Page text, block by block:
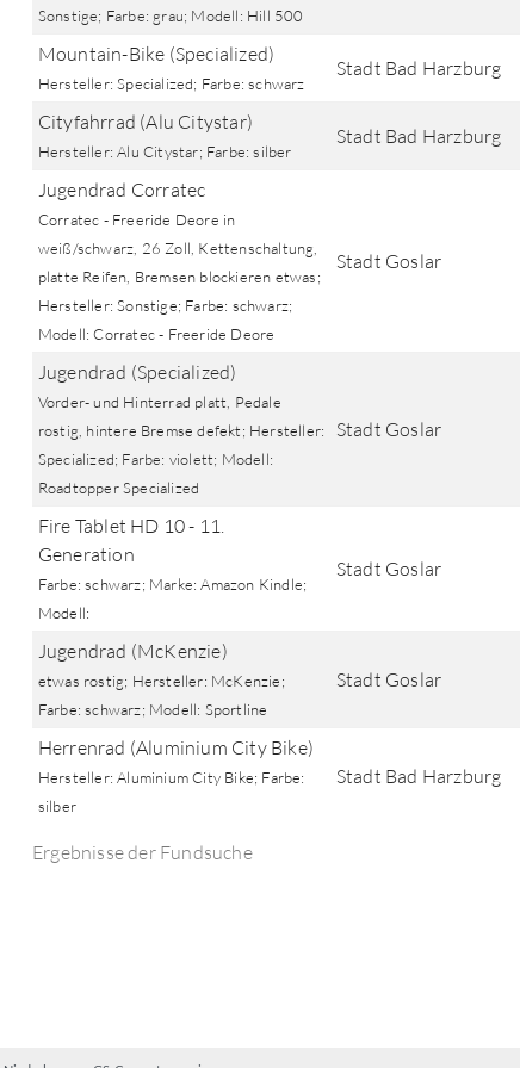
Ergebnisse der Fundsuche
Sonstige; Farbe: grau; Modell: Hill 500
Mountain-Bike (Specialized)
Hersteller: Specialized; Farbe: schwarz
Stadt Bad Harzburg
Cityfahrrad (Alu Citystar)
Hersteller: Alu Citystar; Farbe: silber
Stadt Bad Harzburg
Jugendrad Corratec
Corratec - Freeride Deore in
weiß/schwarz, 26 Zoll, Kettenschaltung,
platte Reifen, Bremsen blockieren etwas;
Hersteller: Sonstige; Farbe: schwarz;
Modell: Corratec - Freeride Deore
Stadt Goslar
Jugendrad (Specialized)
Vorder- und Hinterrad platt, Pedale
rostig, hintere Bremse defekt; Hersteller:
Specialized; Farbe: violett; Modell:
Roadtopper Specialized
Stadt Goslar
Fire Tablet HD 10 - 11.
Generation
Farbe: schwarz; Marke: Amazon Kindle;
Modell:
Stadt Goslar
Jugendrad (McKenzie)
etwas rostig; Hersteller: McKenzie;
Farbe: schwarz; Modell: Sportline
Stadt Goslar
Herrenrad (Aluminium City Bike)
Hersteller: Aluminium City Bike; Farbe:
silber
Stadt Bad Harzburg